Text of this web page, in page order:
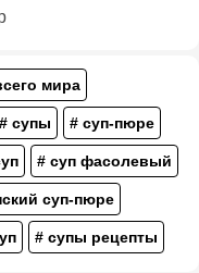
мира
# супы # суп-пюре
# суп фасолевый
суп-пюре
# супы рецепты